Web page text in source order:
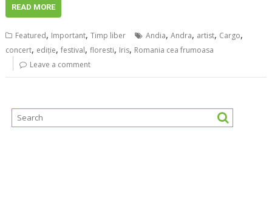
READ MORE
Featured, Important,Timp liber Andia,Andra, artist, Cargo,
concert, ediţie,festival,floresti, Iris, Romania cea frumoasa
Leave a comment